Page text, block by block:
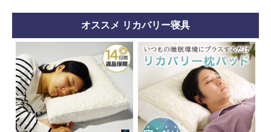
オススメ リカバリー寝具